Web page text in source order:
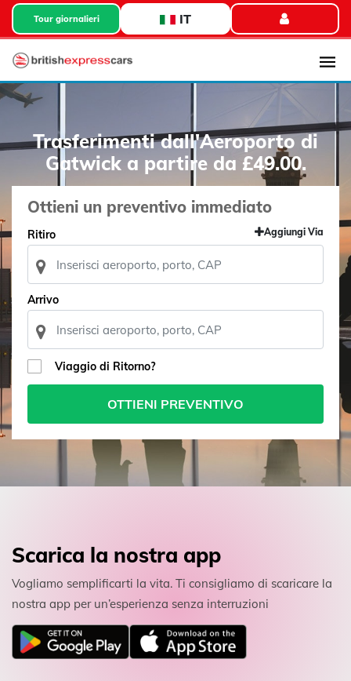
Tour giornalieri IT
Trasferimenti dall'Aeroporto di
Gatwick a partire da £49.00.
Ottieni un preventivo immediato
Ritiro Aggiungi Via
Arrivo
Viaggio di Ritorno?
OTTIENI PREVENTIVO
Scarica la nostra app
Vogliamo semplificarti la vita. Ti consigliamo di scaricare la
nostra app per un’esperienza senza interruzioni